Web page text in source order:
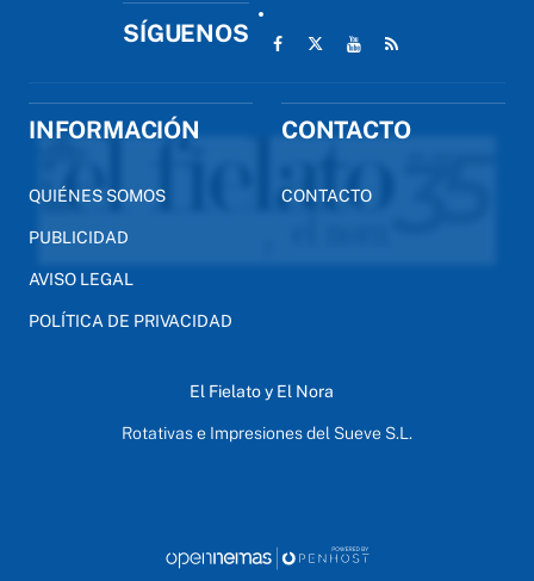
SÍGUENOS
INFORMACIÓN
QUIÉNES SOMOS
PUBLICIDAD
AVISO LEGAL
POLÍTICA DE PRIVACIDAD
CONTACTO
CONTACTO
El Fielato y El Nora
Rotativas e Impresiones del Sueve S.L.